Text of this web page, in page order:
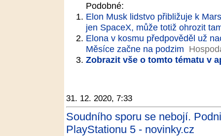
Podobné:
Elon Musk lidstvo přibližuje k
jen SpaceX, může totiž ohrozit
Elona v kosmu předpověděl už
Měsíce začne na podzim
Zobrazit vše o tomto tématu v
31. 12. 2020, 7:33
Soudního sporu se nebojí.
PlayStationu 5 - novinky.cz